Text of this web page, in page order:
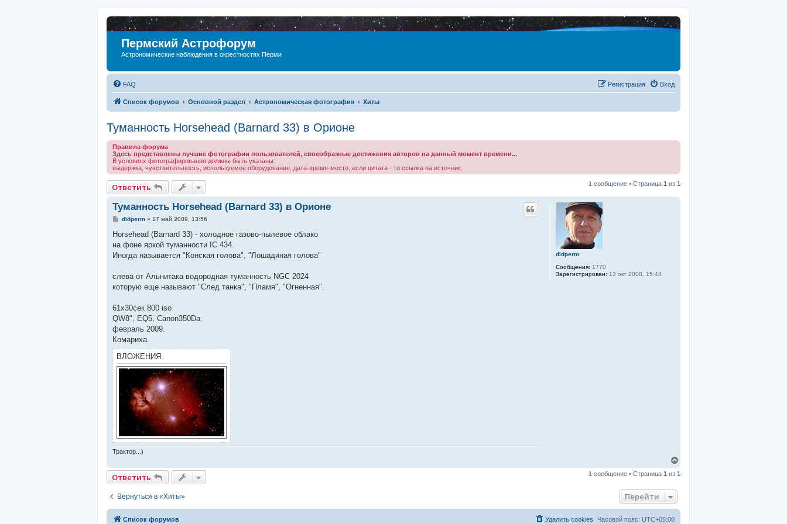
Пермский Астрофорум
Астрономические наблюдения в окрестностях Перми
FAQ Вход
Регистрация
Список форумов Основной раздел Астрономическая фотография Хиты
Туманность Horsehead (Barnard 33) в Орионе
Правила форума
Здесь представлены лучшие фотографии пользователей, своеобразные достижения авторов на данный момент времени...
В условиях фотографирования должны быть указаны:
выдержка, чувствительность, используемое оборудование, дата-время-место, если цитата - то ссылка на источник.
Ответить 1 сообщение • Страница 1 из 1
didperm
Сообщения: 1770
Зарегистрирован: 13 окт 2008, 15:44
Туманность Horsehead (Barnard 33) в Орионе
С
о
щ
е
е
didperm» 17 май 2009, 13:56
Horsehead (Barnard 33) - холодное газово-пылевое облако
на фоне яркой туманности IC 434.
Иногда называется "Конская голова", "Лошадиная голова"
слева от Альнитака водородная туманность NGC 2024
которую еще называют "След танка", "Пламя", "Огненная".
61х30сек 800 iso
QW8", EQ5, Canon350Da.
февраль 2009.
Комариха.
ВЛОЖЕНИЯ
Трактор...)
р
Ответить 1 сообщение • Страница 1 из 1
Вернуться в «Хиты» Перейти
Список форумов Часовой пояс: UTC+05:00
Удалить cookies